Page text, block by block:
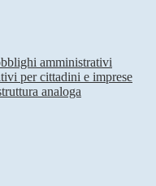
amministrativi
per cittadini e imprese
analoga